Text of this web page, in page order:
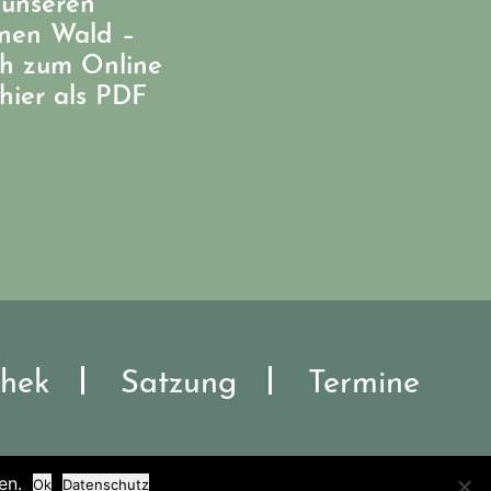
Wald –
zum Online
als PDF
Satzung Termine
Ok Datenschutz